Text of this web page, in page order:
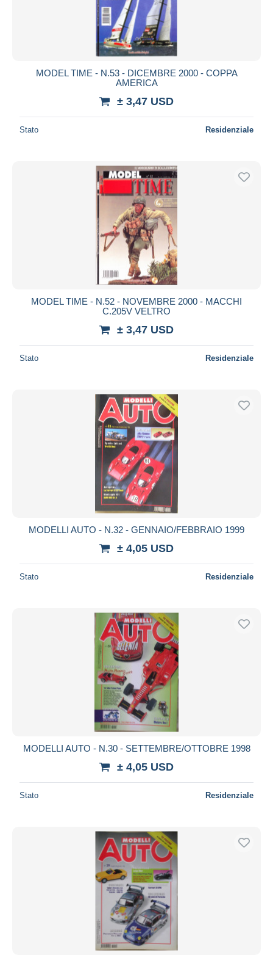
MODEL TIME - N.53 - DICEMBRE 2000 - COPPA
AMERICA
± 3,47 USD
Stato Residenziale
MODEL TIME - N.52 - NOVEMBRE 2000 - MACCHI
C.205V VELTRO
± 3,47 USD
Stato Residenziale
MODELLI AUTO - N.32 - GENNAIO/FEBBRAIO 1999
± 4,05 USD
Stato Residenziale
MODELLI AUTO - N.30 - SETTEMBRE/OTTOBRE 1998
± 4,05 USD
Stato Residenziale